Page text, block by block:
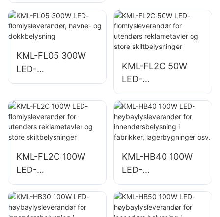
egnet for
industrianlegg,
reklametavler og
store
skiltbelysning.
parkbelysning
KML-FL05 300W
LED-
flomlysleverandør,
dokkbelysning
KML-FL2C 50W
LED-
flomlysleverandør
for utendørs
reklametavler og
store
KML-FL2C 100W
LED-
flomlysleverandør
for utendørs
reklametavler og
KML-HB40 100W
LED-
høybaylysleverand
ør for
innendørsbelysning